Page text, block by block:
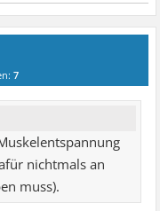
7
nichtmals an
muss).